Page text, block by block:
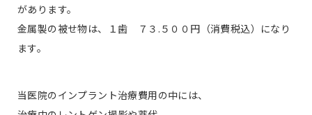
があります。
金属製の被せ物は、１歯 ７３.５００円（消費税込）になり
ます。
当医院のインプラント治療費用の中には、